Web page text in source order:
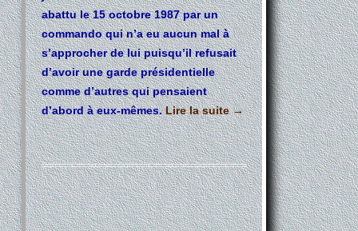
abattu le 15 octobre 1987 par un
commando qui n’a eu aucun mal à
s’approcher de lui puisqu’il refusait
d’avoir une garde présidentielle
comme d’autres qui pensaient
d’abord à eux-mêmes.Lire la suite→